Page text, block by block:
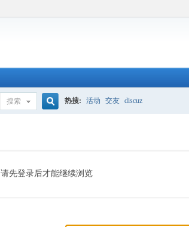
搜索
索
热搜: 活动 交友 discuz
请先登录后才能继续浏览